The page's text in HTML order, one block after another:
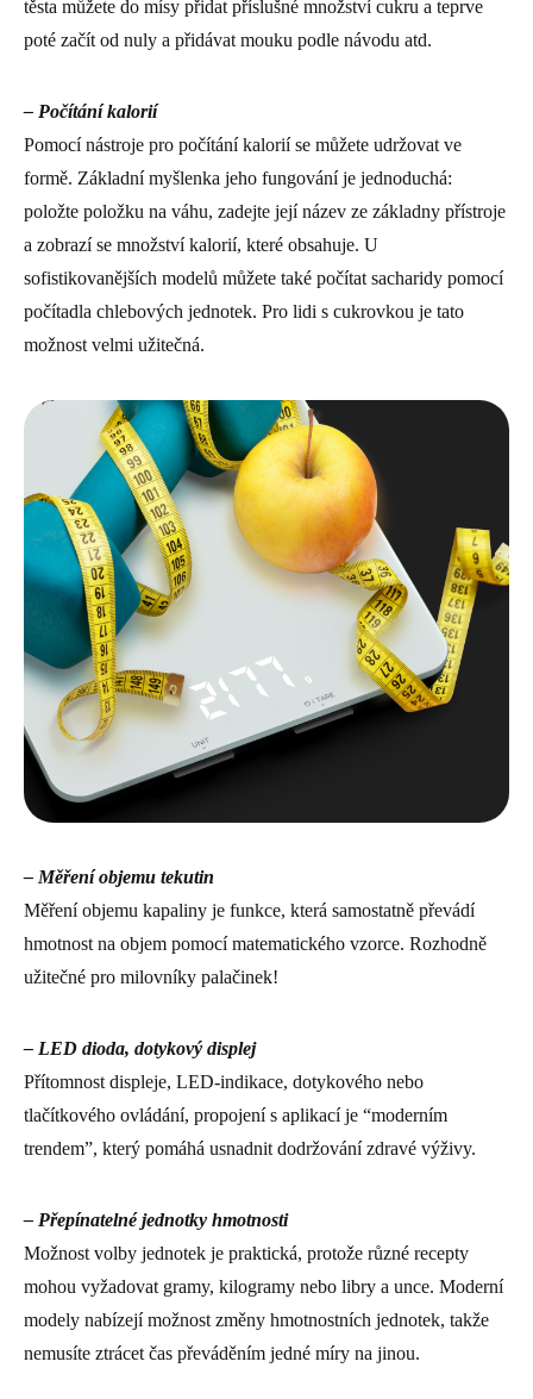
těsta můžete do mísy přidat příslušné množství cukru a teprve
poté začít od nuly a přidávat mouku podle návodu atd.
– Počítání kalorií
Pomocí nástroje pro počítání kalorií se můžete udržovat ve
formě. Základní myšlenka jeho fungování je jednoduchá:
položte položku na váhu, zadejte její název ze základny přístroje
a zobrazí se množství kalorií, které obsahuje. U
sofistikovanějších modelů můžete také počítat sacharidy pomocí
počítadla chlebových jednotek. Pro lidi s cukrovkou je tato
možnost velmi užitečná.
– Měření objemu tekutin
Měření objemu kapaliny je funkce, která samostatně převádí
hmotnost na objem pomocí matematického vzorce. Rozhodně
užitečné pro milovníky palačinek!
– LED dioda, dotykový displej
Přítomnost displeje, LED-indikace, dotykového nebo
tlačítkového ovládání, propojení s aplikací je “moderním
trendem”, který pomáhá usnadnit dodržování zdravé výživy.
– Přepínatelné jednotky hmotnosti
Možnost volby jednotek je praktická, protože různé recepty
mohou vyžadovat gramy, kilogramy nebo libry a unce. Moderní
modely nabízejí možnost změny hmotnostních jednotek, takže
nemusíte ztrácet čas převáděním jedné míry na jinou.